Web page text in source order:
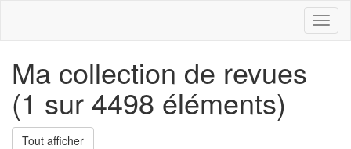
Ma collection de revues
(1 sur 4498 éléments)
Tout afficher